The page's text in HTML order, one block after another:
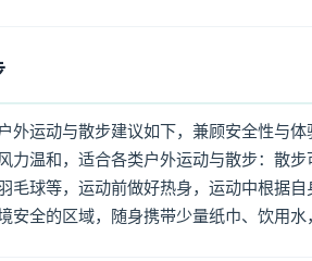
外运动与散步建议如下，兼顾安全性与体
力温和，适合各类户外运动与散步：散
毛球等，运动前做好热身，运动中根据
安全的区域，随身携带少量纸巾、饮用水